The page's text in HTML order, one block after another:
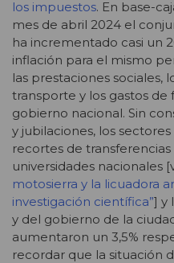
los impuestos. En base-
mes de abril 2024 el
ha incrementado casi un
inflación para el mismo
las prestaciones sociales,
transporte y los gastos
gobierno nacional. Sin
y jubilaciones, los
recortes de
universidades nacionales
motosierra y la licuadora
investigación científica”] y
y del gobierno de la
aumentaron un 3,5%
recordar que la situación